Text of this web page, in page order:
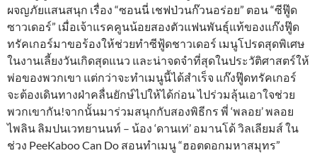
ผจญภัยแสนสนุก เรื่อง “ซอนนี่ เชฟป่วนก๊วนอร่อย” ตอน “ซีฟู๊ด
ซาวเดอร์” เมื่อเจ้าแรคคูนน้อยสองตัวแฟนพันธุ์แท้ของแก๊งฟู๊ด
ทรัคเกอร์มาขอร้องให้ช่วยทำซีฟู้ดชาวเดอร์ เมนูโปรดสุดพิเศษ
ในงานเลี้ยงวันเกิดสุดแนว และน่าจดจำที่สุดในประวัติศาสตร์ให้
พ่อของพวกเขา แต่กว่าจะทำเมนูนี้ได้สำเร็จ แก๊งฟู๊ดทรัคเกอร์
จะต้องเดินทางฝ่าคลื่นยักษ์ไปให้ได้ก่อน ไปร่วมลุ้นเอาใจช่วย
พวกเขากัน!จากนั้นมาร่วมสนุกกับสองพิธีกร พี่ ‘พลอย’ พลอย
ไพลิน ลิมปนเวทยานนท์ – น้อง ‘ดานเท่’ อมานโด้ วิลเลียมส์ ใน
ช่วง PeeKaboo Can Do สอนทำเมนู “ฮอตดอกมหาสมุทร”